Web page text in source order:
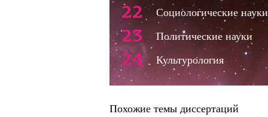
22 Социологические науки
23 Политические науки
24 Культурология
Похожие темы диссертаций